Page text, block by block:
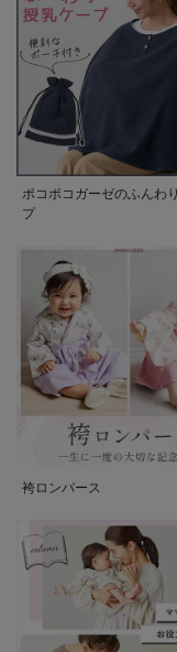
ポコポコガーゼのふんわ
プ
袴ロンパース